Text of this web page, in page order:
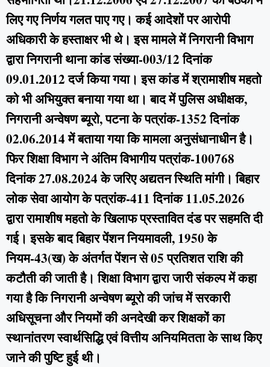
लिए गए निर्णय गलत पाए गए। कई आदेशों पर आरोपी
अधिकारी के हस्ताक्षर भी थे। इस मामले में निगरानी विभाग
द्वारा निगरानी थाना कांड संख्या-003/12 दिनांक
09.01.2012 दर्ज किया गया। इस कांड में श्रामाशीष महतो
को भी अभियुक्त बनाया गया था। बाद में पुलिस अधीक्षक,
निगरानी अन्वेषण ब्यूरो, पटना के पत्रांक-1352 दिनांक
02.06.2014 में बताया गया कि मामला अनुसंधानाधीन है।
फिर शिक्षा विभाग ने अंतिम विभागीय पत्रांक-100768
दिनांक 27.08.2024 के जरिए अद्यतन स्थिति मांगी। बिहार
लोक सेवा आयोग के पत्रांक-411 दिनांक 11.05.2026
द्वारा रामाशीष महतो के खिलाफ प्रस्तावित दंड पर सहमति दी
गई। इसके बाद बिहार पेंशन नियमावली, 1950 के
नियम-43(ख) के अंतर्गत पेंशन से 05 प्रतिशत राशि की
कटौती की जाती है। शिक्षा विभाग द्वारा जारी संकल्प में कहा
गया है कि निगरानी अन्वेषण ब्यूरो की जांच में सरकारी
अधिसूचना और नियमों की अनदेखी कर शिक्षकों का
स्थानांतरण स्वार्थसिद्धि एवं वित्तीय अनियमितता के साथ किए
जाने की पुष्टि हुई थी।